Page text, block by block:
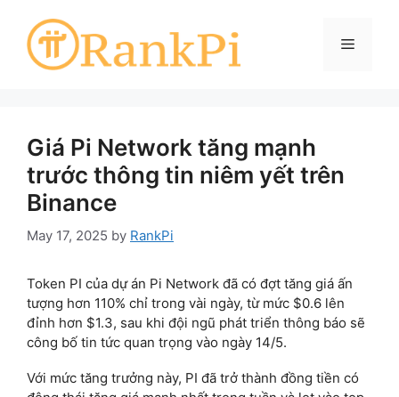
content
Menu
Giá Pi Network tăng mạnh
trước thông tin niêm yết trên
Binance
May 17, 2025 by RankPi
Token PI của dự án Pi Network đã có đợt tăng giá ấn
tượng hơn 110% chỉ trong vài ngày, từ mức $0.6 lên
đỉnh hơn $1.3, sau khi đội ngũ phát triển thông báo sẽ
công bố tin tức quan trọng vào ngày 14/5.
Với mức tăng trưởng này, PI đã trở thành đồng tiền có